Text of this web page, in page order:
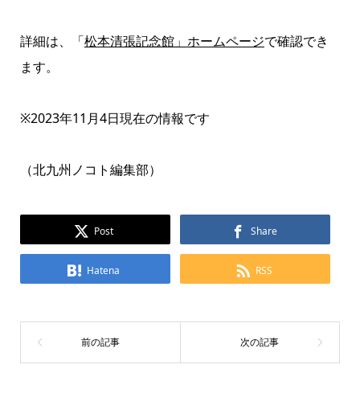
詳細は、 「松本清張記念館」ホームページで確認でき
ます。
※2023年11月4日現在の情報です
（北九州ノコト編集部）
Post Share
Hatena RSS